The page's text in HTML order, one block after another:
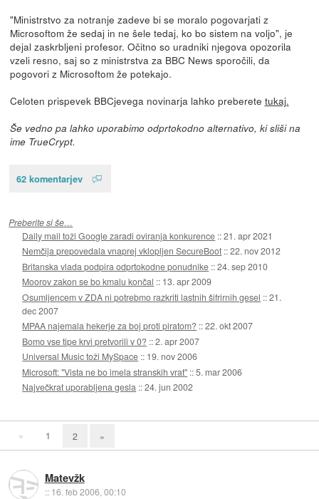
"Ministrstvo za notranje zadeve bi se moralo pogovarjati z
Microsoftom že sedaj in ne šele tedaj, ko bo sistem na voljo", je
dejal zaskrbljeni profesor. Očitno so uradniki njegova opozorila
vzeli resno, saj so z ministrstva za BBC News sporočili, da
pogovori z Microsoftom že potekajo.
Celoten prispevek BBCjevega novinarja lahko preberete tukaj.
Še vedno pa lahko uporabimo odprtokodno alternativo, ki sliši na
ime TrueCrypt.
62 komentarjev
Preberite si še…
Daily mail toži Google zaradi oviranja konkurence ::21. apr 2021
Nemčija prepovedala vnaprej vklopljen SecureBoot ::22. nov 2012
Britanska vlada podpira odprtokodne ponudnike ::24. sep 2010
Moorov zakon se bo kmalu končal :: 13. apr 2009
Osumljencem v ZDA ni potrebmo razkriti lastnih šifrirnih gesel ::21.
dec 2007
MPAA najemala hekerje za boj proti piratom? ::22. okt 2007
Bomo vse tipe krvi pretvorili v 0? ::2. apr 2007
Universal Music toži MySpace :: 19. nov 2006
Microsoft: "Vista ne bo imela stranskih vrat" ::5. mar 2006
Največkrat uporabljena gesla ::24. jun 2002
« 1 2 »
Matevžk
:: 16. feb 2006, 00:10